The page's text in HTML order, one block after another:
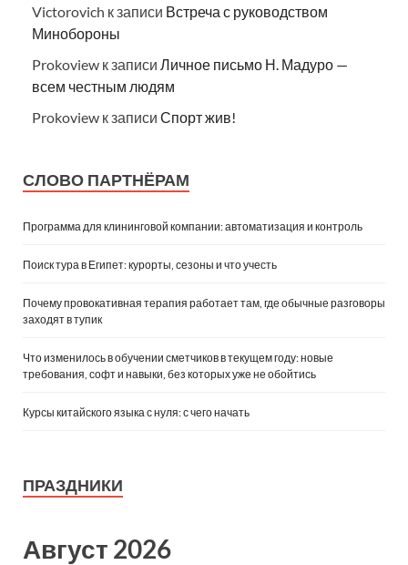
Victorovich к записи Встреча с руководством
Минобороны
Prokoview к записи Личное письмо Н. Мадуро —
всем честным людям
Prokoview к записи Спорт жив!
СЛОВО ПАРТНЁРАМ
Программа для клининговой компании: автоматизация и контроль
Поиск тура в Египет: курорты, сезоны и что учесть
Почему провокативная терапия работает там, где обычные разговоры
заходят в тупик
Что изменилось в обучении сметчиков в текущем году: новые
требования, софт и навыки, без которых уже не обойтись
Курсы китайского языка с нуля: с чего начать
ПРАЗДНИКИ
Август 2026